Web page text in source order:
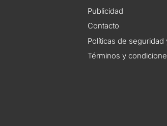
Publicidad
Contacto
Políticas de seguridad
Términos y